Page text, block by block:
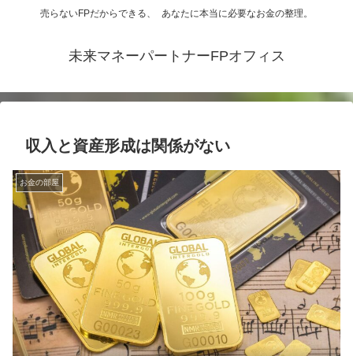
売らないFPだからできる、 あなたに本当に必要なお金の整理。
未来マネーパートナーFPオフィス
収入と資産形成は関係がない
お金の部屋